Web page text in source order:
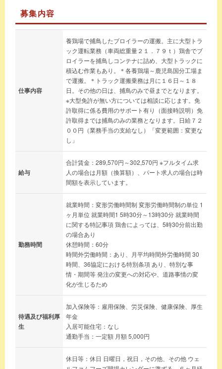
募集内容
仕事内容
養鶏場で捕鳥したブロイラーの運搬。主に大型トラ
ック運転業務（車両総重量２１．７９ｔ）鶏舎でブ
ロイラーを捕鳥しコンテナに詰め、大型トラックに
積込む作業もあり。＊各養鶏場～鹿児島国分工場ま
で運搬。＊トラック運搬乗務は月に１６日～１８
日。その他の日は、捕鳥のみで昼までとなります。
※大型免許が無い方については相談に応じます。免
許取得に係る費用のサポート有り（面接時説明）免
許取得までは捕鳥のみの業務となります。日給７２
００円（業務手当の支給なし）「変更範囲：変更な
し」
給与
合計賃金：289,570円～302,570円 ※フルタイム求
人の場合は月額（換算額）、パート求人の場合は時
間額を表示しています。
勤務時間
就業時間：変形労働時間制 変形労働時間制の単位 1
ヶ月単位 就業時間1 5時30分～13時30分 就業時間
に関する特記事項 鶏舎によっては、5時30分前出勤
の場合あり
休憩時間：60分
時間外労働時間：あり、月平均時間外労働時間 30
時間、36協定における特別条項 あり、特別な事
情・期間等 発注の変更への対応や、道路事情の変
化が生じるため
待遇及び福利厚
生
加入保険等：雇用保険、労災保険、健康保険、厚生
年金
入居可能住宅：なし
通勤手当：一定額 月額 5,000円
休日等：休日 日曜日，祝日，その他、その他 ウェ